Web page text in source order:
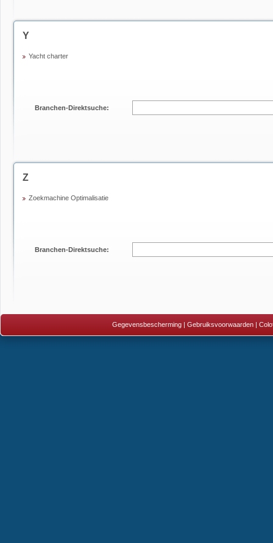
Y
Yacht charter
Branchen-Direktsuche:
Z
Zoekmachine Optimalisatie
Branchen-Direktsuche:
Gegevensbescherming| Gebruiksvoorwaarden|